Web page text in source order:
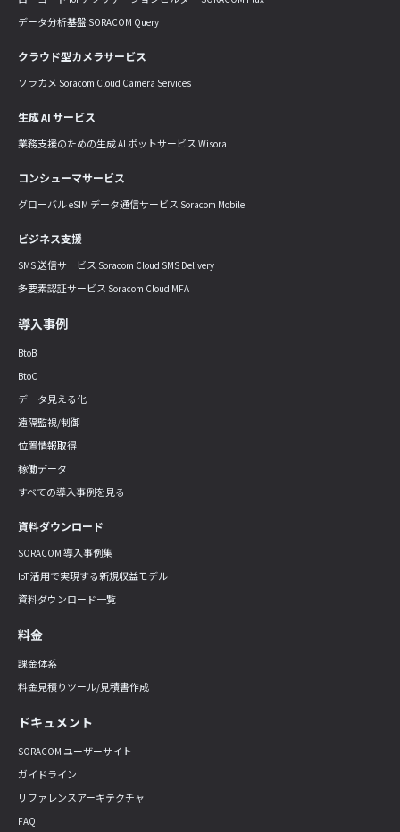
データ分析基盤 SORACOM Query
クラウド型カメラサービス
ソラカメ Soracom Cloud Camera Services
生成 AI サービス
業務支援のための生成 AI ボットサービス Wisora
コンシューマサービス
グローバル eSIM データ通信サービス Soracom Mobile
ビジネス支援
SMS 送信サービス Soracom Cloud SMS Delivery
多要素認証サービス Soracom Cloud MFA
導入事例
BtoB
BtoC
データ見える化
遠隔監視/制御
位置情報取得
稼働データ
すべての導入事例を見る
資料ダウンロード
SORACOM 導入事例集
IoT 活用で実現する新規収益モデル
資料ダウンロード一覧
料金
課金体系
料金見積りツール/見積書作成
ドキュメント
SORACOM ユーザーサイト
ガイドライン
リファレンスアーキテクチャ
FAQ